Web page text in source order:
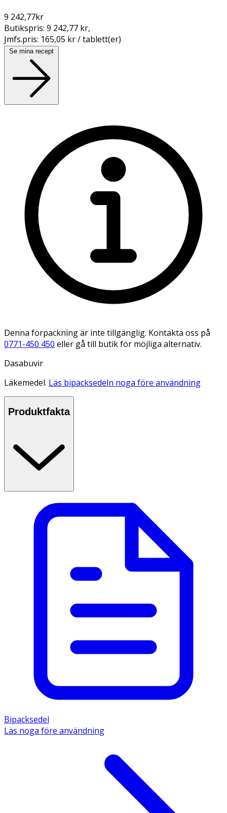
9 242,77kr
Butikspris: 9 242,77 kr,
Jmfs.pris: 165,05 kr / tablett(er)
Se mina recept
Denna förpackning är inte tillgänglig. Kontakta oss på
0771-450 450 eller gå till butik för möjliga alternativ.
Dasabuvir
Läkemedel. Läs bipacksedeln noga före användning
Produktfakta
Bipacksedel
Läs noga före användning